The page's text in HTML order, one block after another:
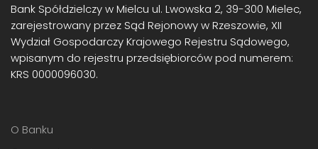
Bank Spółdzielczy w Mielcu ul. Lwowska 2, 39-300 Mielec,
zarejestrowany przez Sąd Rejonowy w Rzeszowie, XII
Wydział Gospodarczy Krajowego Rejestru Sądowego,
wpisanym do rejestru przedsiębiorców pod numerem:
KRS 0000096030.
O Banku